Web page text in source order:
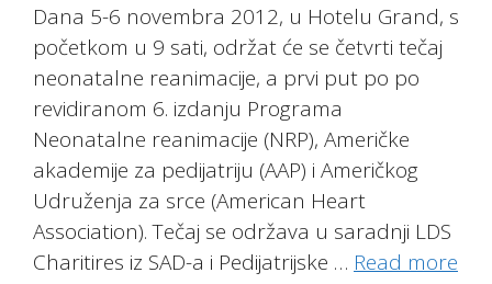
Dana 5-6 novembra 2012, u Hotelu Grand, s
početkom u 9 sati, održat će se četvrti tečaj
neonatalne reanimacije, a prvi put po po
revidiranom 6. izdanju Programa
Neonatalne reanimacije (NRP), Američke
akademije za pedijatriju (AAP) i Američkog
Udruženja za srce (American Heart
Association). Tečaj se održava u saradnji LDS
Charitires iz SAD-a i Pedijatrijske … Read more